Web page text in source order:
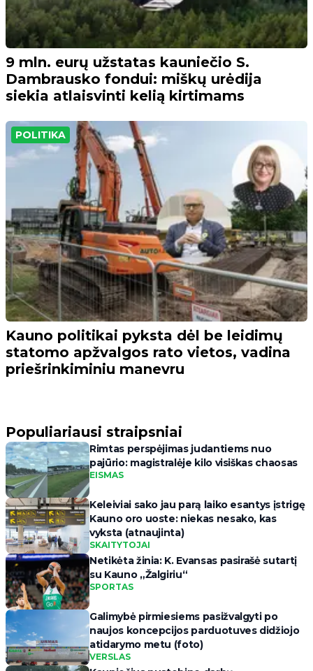
9 mln. eurų užstatas kauniečio S.
Dambrausko fondui: miškų urėdija
siekia atlaisvinti kelią kirtimams
POLITIKA
Kauno politikai pyksta dėl be leidimų
statomo apžvalgos rato vietos, vadina
priešrinkiminiu manevru
Populiariausi straipsniai
Rimtas perspėjimas judantiems nuo
pajūrio: magistralėje kilo visiškas chaosas
EISMAS
Keleiviai sako jau parą laiko esantys įstrigę
Kauno oro uoste: niekas nesako, kas
vyksta (atnaujinta)
SKAITYTOJAI
Netikėta žinia: K. Evansas pasirašė sutartį
su Kauno „Žalgiriu“
SPORTAS
Galimybė pirmiesiems pasižvalgyti po
naujos koncepcijos parduotuves didžiojo
atidarymo metu (foto)
VERSLAS